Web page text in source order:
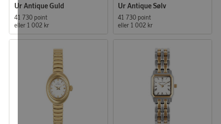
Ur Antique Guld
41 730 point
eller 1 002 kr
Ur Antique Sølv
41 730 point
eller 1 002 kr